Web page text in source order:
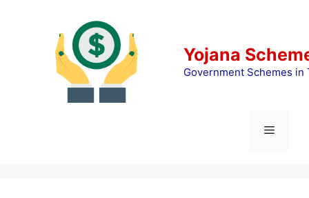
Yojana
Government Schemes in
Menu